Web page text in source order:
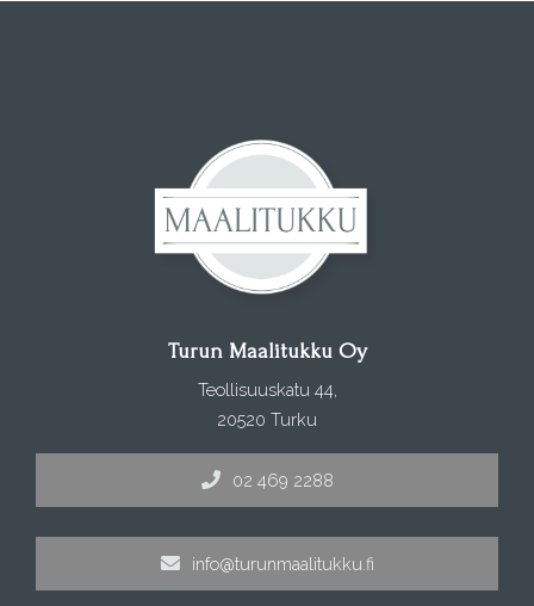
Turun Maalitukku Oy
Teollisuuskatu 44,
20520 Turku
02 469 2288
info@turunmaalitukku.fi